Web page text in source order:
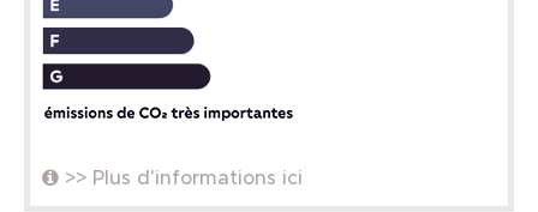
>> Plus d'informations ici